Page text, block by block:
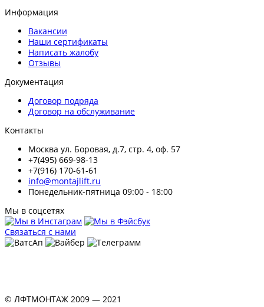
Информация
Вакансии
Наши сертификаты
Написать жалобу
Отзывы
Документация
Договор подряда
Договор на обслуживание
Контакты
Москва ул. Боровая, д.7, стр. 4, оф. 57
+7(495) 669-98-13
+7(916) 170-61-61
info@montajlift.ru
Понедельник-пятница 09:00 - 18:00
Мы в соцсетях
Связаться с нами
© ЛФТМОНТАЖ 2009 — 2021